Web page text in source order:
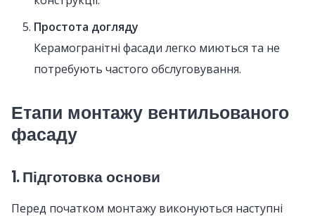
Простота догляду
Керамогранітні фасади легко миються та не
потребують частого обслуговування.
Етапи монтажу вентильованого
фасаду
1. Підготовка основи
Перед початком монтажу виконуються наступні